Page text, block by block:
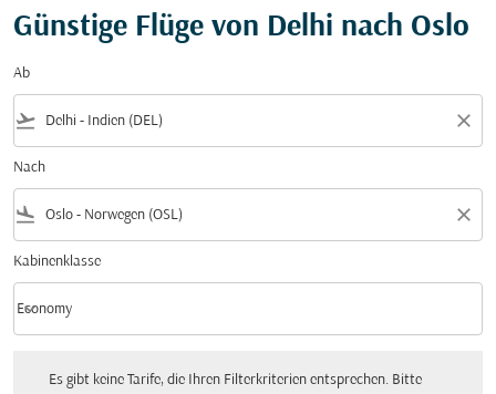
Günstige Flüge von Delhi nach Oslo
Ab
flight_takeoff close
Nach
flight_land close
Kabinenklasse
Kabinenklasse option Economy Selected
Economy
keyboard_arrow_down
Es gibt keine Tarife, die Ihren Filterkriterien entsprechen. Bitte